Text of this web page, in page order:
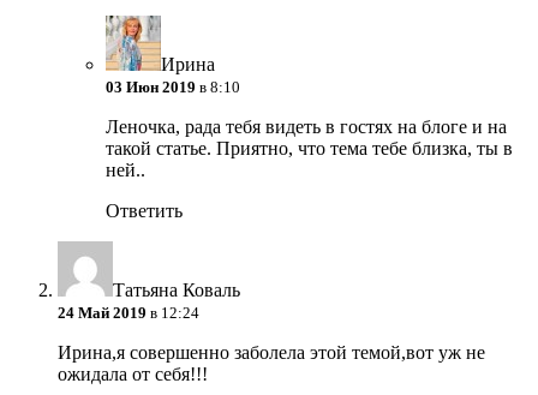
Ирина
03 Июн 2019 в 8:10
Леночка, рада тебя видеть в гостях на блоге и на
такой статье. Приятно, что тема тебе близка, ты в
ней..
Ответить
Татьяна Коваль
24 Май 2019 в 12:24
Ирина,я совершенно заболела этой темой,вот уж не
ожидала от себя!!!